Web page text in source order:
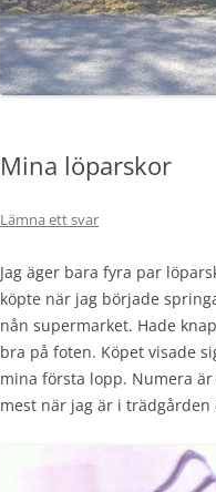
Mina löparskor
Lämna ett svar
Jag äger bara fyra par
köpte när jag började
nån supermarket. Hade
bra på foten. Köpet visade
mina första lopp. Numera
mest när jag är i trädgården